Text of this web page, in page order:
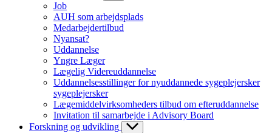
Job
AUH som arbejdsplads
Medarbejdertilbud
Nyansat?
Uddannelse
Yngre Læger
Lægelig Videreuddannelse
Uddannelsesstillinger for nyuddannede sygeplejersker
sygeplejersker
Lægemiddelvirksomheders tilbud om efteruddannelse
Invitation til samarbejde i Advisory Board
Forskning og udvikling